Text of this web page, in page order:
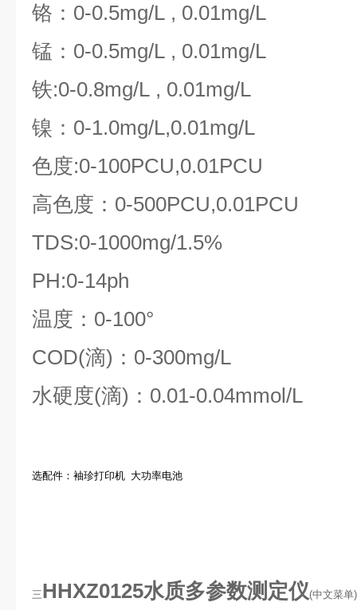
铬： 0-0.5mg/L , 0.01mg/L
锰： 0-0.5mg/L , 0.01mg/L
铁:0-0.8mg/L , 0.01mg/L
镍： 0-1.0mg/L,0.01mg/L
色度:0-100PCU,0.01PCU
高色度： 0-500PCU,0.01PCU
TDS:0-1000mg/1.5%
PH:0-14ph
温度： 0-100°
COD(滴) ： 0-300mg/L
水硬度(滴)： 0.01-0.04mmol/L
选配件：袖珍打印机 大功率电池
三HHXZ0125水质多参数测定仪(中文菜单